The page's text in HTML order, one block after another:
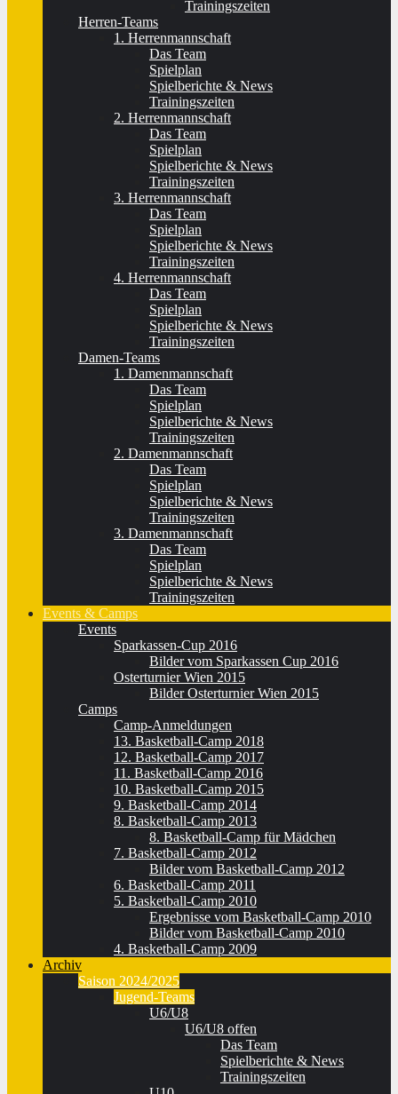
Trainingszeiten
Herren-Teams
1. Herrenmannschaft
Das Team
Spielplan
Spielberichte & News
Trainingszeiten
2. Herrenmannschaft
Das Team
Spielplan
Spielberichte & News
Trainingszeiten
3. Herrenmannschaft
Das Team
Spielplan
Spielberichte & News
Trainingszeiten
4. Herrenmannschaft
Das Team
Spielplan
Spielberichte & News
Trainingszeiten
Damen-Teams
1. Damenmannschaft
Das Team
Spielplan
Spielberichte & News
Trainingszeiten
2. Damenmannschaft
Das Team
Spielplan
Spielberichte & News
Trainingszeiten
3. Damenmannschaft
Das Team
Spielplan
Spielberichte & News
Trainingszeiten
Events & Camps
Events
Sparkassen-Cup 2016
Bilder vom Sparkassen Cup 2016
Osterturnier Wien 2015
Bilder Osterturnier Wien 2015
Camps
Camp-Anmeldungen
13. Basketball-Camp 2018
12. Basketball-Camp 2017
11. Basketball-Camp 2016
10. Basketball-Camp 2015
9. Basketball-Camp 2014
8. Basketball-Camp 2013
8. Basketball-Camp für Mädchen
7. Basketball-Camp 2012
Bilder vom Basketball-Camp 2012
6. Basketball-Camp 2011
5. Basketball-Camp 2010
Ergebnisse vom Basketball-Camp 2010
Bilder vom Basketball-Camp 2010
4. Basketball-Camp 2009
Archiv
Saison 2024/2025
Jugend-Teams
U6/U8
U6/U8 offen
Das Team
Spielberichte & News
Trainingszeiten